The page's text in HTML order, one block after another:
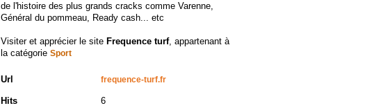
de l'histoire des plus grands cracks comme Varenne,
Général du pommeau, Ready cash... etc
Visiter et apprécier le site Frequence turf, appartenant à
la catégorie Sport
Url frequence-turf.fr
Hits
6